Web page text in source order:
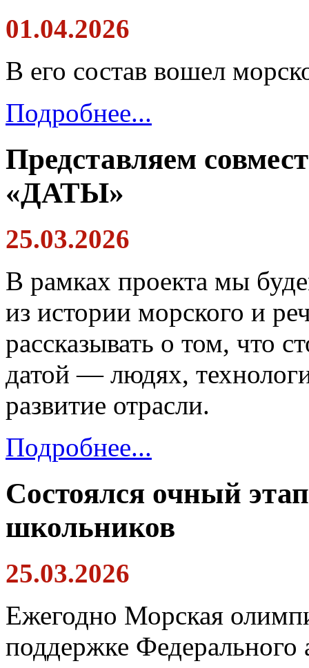
01.04.2026
В его состав вошел
Подробнее...
Представляем
«ДАТЫ»
25.03.2026
В рамках проекта мы
из истории морского и
рассказывать о том, что
датой — людях,
развитие отрасли.
Подробнее...
Состоялся очный
школьников
25.03.2026
Ежегодно Морская
поддержке Федерального